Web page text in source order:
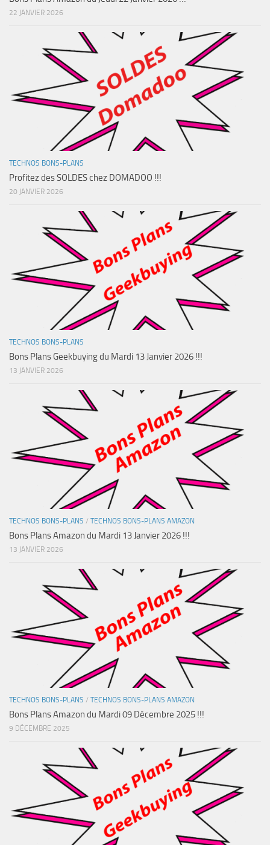
22 JANVIER 2026
TECHNOS BONS-PLANS
Profitez des SOLDES chez DOMADOO !!!
20 JANVIER 2026
TECHNOS BONS-PLANS
Bons Plans Geekbuying du Mardi 13 Janvier 2026 !!!
13 JANVIER 2026
TECHNOS BONS-PLANS / TECHNOS BONS-PLANS AMAZON
Bons Plans Amazon du Mardi 13 Janvier 2026 !!!
13 JANVIER 2026
TECHNOS BONS-PLANS / TECHNOS BONS-PLANS AMAZON
Bons Plans Amazon du Mardi 09 Décembre 2025 !!!
9 DÉCEMBRE 2025